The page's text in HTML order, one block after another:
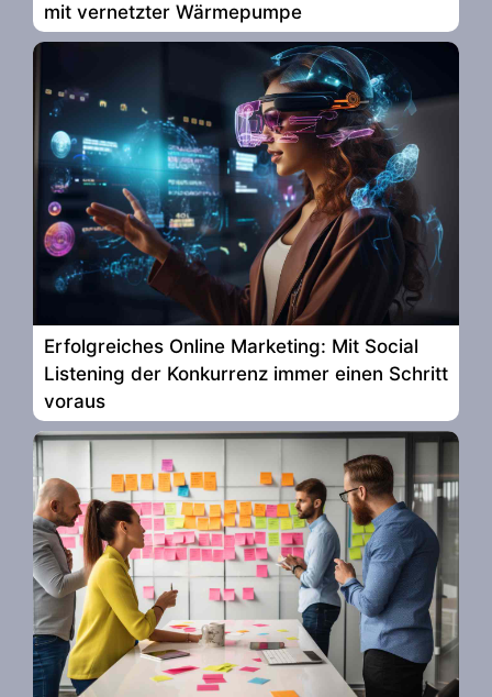
mit vernetzter Wärmepumpe
Erfolgreiches Online Marketing: Mit Social
Listening der Konkurrenz immer einen Schritt
voraus